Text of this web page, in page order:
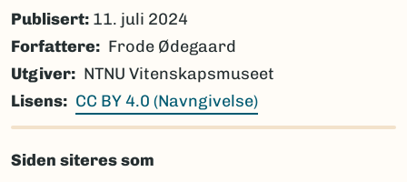
Publisert: 11. juli 2024
Forfattere
Frode Ødegaard
Utgiver
NTNU Vitenskapsmuseet
Lisens
CC BY 4.0 (Navngivelse)
Siden siteres som